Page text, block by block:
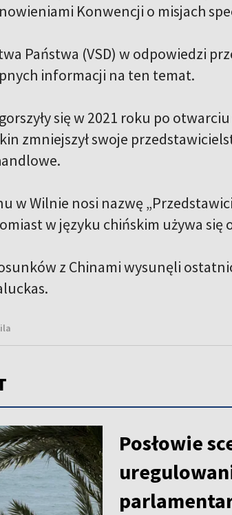
Konwencji o misjach
Państwa (VSD) w odpowiedzi
informacji na ten temat.
się w 2021 roku po
zmniejszył swoje
w Wilnie nosi nazwę
w języku chińskim używa się
z Chinami wysunęli
Posłowie